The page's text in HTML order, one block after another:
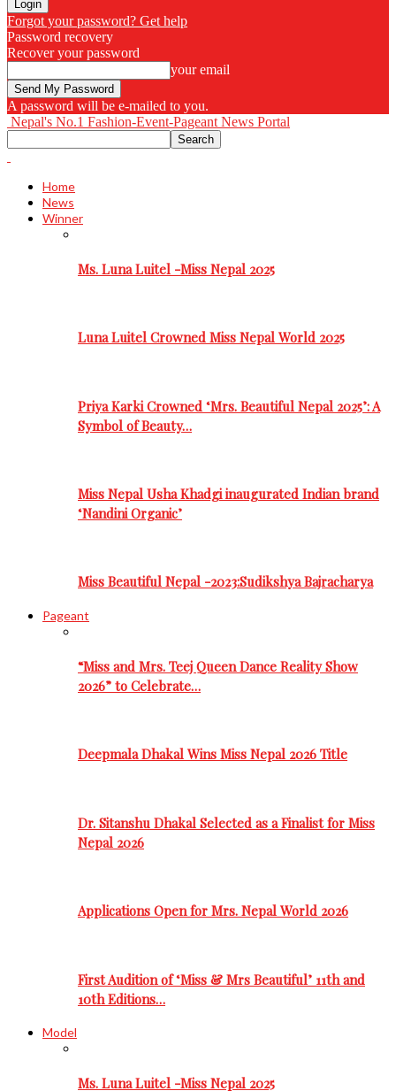
Forgot your password? Get help
Password recovery
Recover your password
your email
A password will be e-mailed to you.
Nepal's No.1 Fashion-Event-Pageant News Portal
Home
News
Winner
Ms. Luna Luitel -Miss Nepal 2025
Luna Luitel Crowned Miss Nepal World 2025
Priya Karki Crowned ‘Mrs. Beautiful Nepal 2025’: A
Symbol of Beauty…
Miss Nepal Usha Khadgi inaugurated Indian brand
‘Nandini Organic’
Miss Beautiful Nepal -2023:Sudikshya Bajracharya
Pageant
“Miss and Mrs. Teej Queen Dance Reality Show
2026” to Celebrate…
Deepmala Dhakal Wins Miss Nepal 2026 Title
Dr. Sitanshu Dhakal Selected as a Finalist for Miss
Nepal 2026
Applications Open for Mrs. Nepal World 2026
First Audition of ‘Miss & Mrs Beautiful’ 11th and
10th Editions…
Model
Ms. Luna Luitel -Miss Nepal 2025